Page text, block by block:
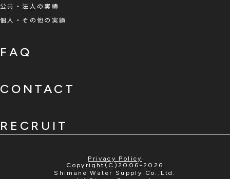
公共・法人の実績
個人・その他の実績
FAQ
CONTACT
RECRUIT
Copyright(C)2006-2026
Shimane Water Supply Co.,Ltd.
Privacy Policy